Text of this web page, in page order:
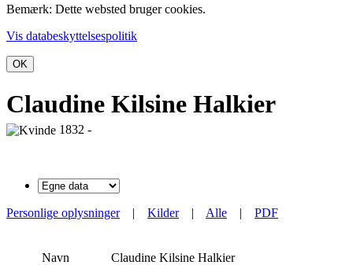
Bemærk: Dette websted bruger cookies.
Vis databeskyttelsespolitik
OK
Claudine Kilsine Halkier
1832 -
Personlige oplysninger| Kilder| Alle | PDF
Navn Claudine Kilsine Halkier